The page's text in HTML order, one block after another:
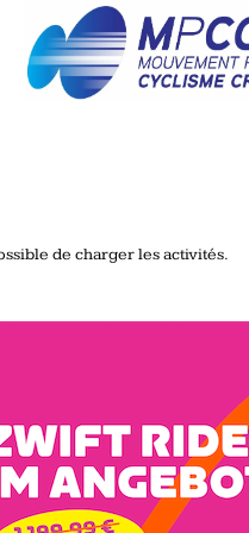
de charger les activités.